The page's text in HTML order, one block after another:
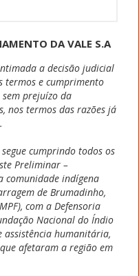
DA VALE S.A
a decisão judicial
termos e cumprimento
sem prejuízo da
nos termos das razões já
cumprindo todos os
Preliminar –
comunidade indígena
de Brumadinho,
com a Defensoria
Nacional do Índio
assistência humanitária,
afetaram a região em